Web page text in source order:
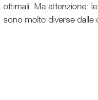
ottimali. Ma attenzione: le
sono molto diverse dalle